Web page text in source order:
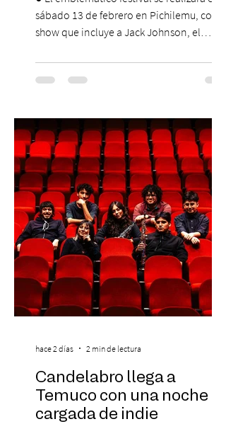
sábado 13 de febrero en Pichilemu, con un
show que incluye a Jack Johnson, el
El lunes 10 de agosto comienza la
Preventa Exclusiva Santander con 30%
stock). Posterior a esta preventa exclusiva
se da inicio a la segunda etapa con una
preventa con 20% descuento para los
clientes del mismo banco y 20% para las
personas que se pre inscribieron y el miérc
Candelabro llega a
Temuco con una noche
cargada de indie
hace 2 días 2 min de lectura